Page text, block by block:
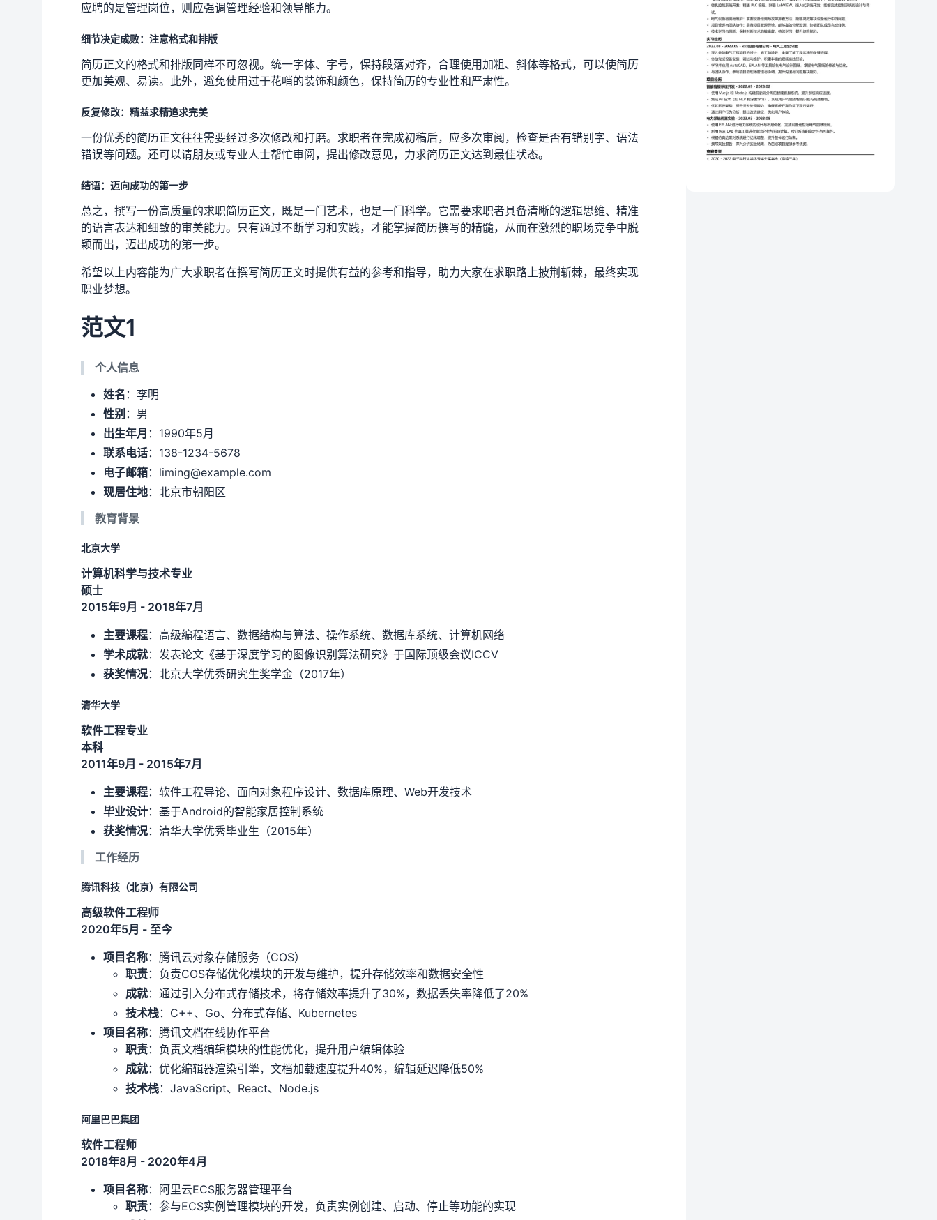
应聘的是管理岗位，则应强调管理经验和领导能力。
细节决定成败：注意格式和排版
简历正文的格式和排版同样不可忽视。统一字体、字号，保持段落对齐，合理使用加粗、斜体等格式，可以使简历
更加美观、易读。此外，避免使用过于花哨的装饰和颜色，保持简历的专业性和严肃性。
反复修改：精益求精追求完美
一份优秀的简历正文往往需要经过多次修改和打磨。求职者在完成初稿后，应多次审阅，检查是否有错别字、语法
错误等问题。还可以请朋友或专业人士帮忙审阅，提出修改意见，力求简历正文达到最佳状态。
结语：迈向成功的第一步
总之，撰写一份高质量的求职简历正文，既是一门艺术，也是一门科学。它需要求职者具备清晰的逻辑思维、精准
的语言表达和细致的审美能力。只有通过不断学习和实践，才能掌握简历撰写的精髓，从而在激烈的职场竞争中脱
颖而出，迈出成功的第一步。
希望以上内容能为广大求职者在撰写简历正文时提供有益的参考和指导，助力大家在求职路上披荆斩棘，最终实现
职业梦想。
范文1
个人信息
姓名 ：李明
性别 ：男
出生年月 ：1990年5月
联系电话：138-1234-5678
电子邮箱：liming@example.com
现居住地：北京市朝阳区
教育背景
北京大学
计算机科学与技术专业
硕士
2015年9月 - 2018年7月
主要课程：高级编程语言、数据结构与算法、操作系统、数据库系统、计算机网络
学术成就：发表论文《基于深度学习的图像识别算法研究》于国际顶级会议ICCV
获奖情况：北京大学优秀研究生奖学金（2017年）
清华大学
软件工程专业
本科
2011年9月 - 2015年7月
主要课程：软件工程导论、面向对象程序设计、数据库原理、Web开发技术
毕业设计：基于Android的智能家居控制系统
获奖情况：清华大学优秀毕业生（2015年）
工作经历
腾讯科技（北京）有限公司
高级软件工程师
2020年5月 - 至今
项目名称：腾讯云对象存储服务（COS）
职责：负责COS存储优化模块的开发与维护，提升存储效率和数据安全性
成就：通过引入分布式存储技术，将存储效率提升了30%，数据丢失率降低了20%
技术栈：C++、Go、分布式存储、Kubernetes
项目名称：腾讯文档在线协作平台
职责：负责文档编辑模块的性能优化，提升用户编辑体验
成就：优化编辑器渲染引擎，文档加载速度提升40%，编辑延迟降低50%
技术栈：JavaScript、React、Node.js
阿里巴巴集团
软件工程师
2018年8月 - 2020年4月
项目名称：阿里云ECS服务器管理平台
职责：参与ECS实例管理模块的开发，负责实例创建、启动、停止等功能的实现